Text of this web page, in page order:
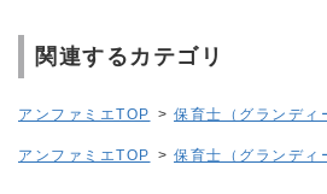
関連するカテゴリ
アンファミエTOP > 保育士（グランディ
アンファミエTOP > 保育士（グランディ